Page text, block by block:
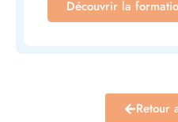
Découvrir la
Retour